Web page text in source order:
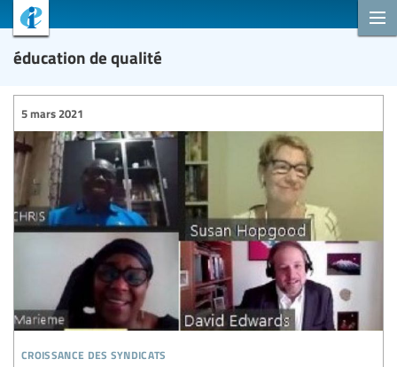
éducation de qualité
croissance des syndicats
5 mars 2021